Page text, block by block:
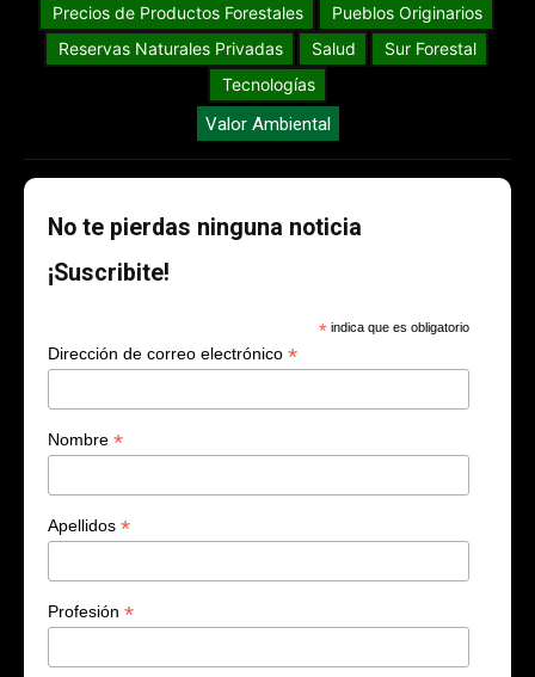
Precios de Productos Forestales
Pueblos Originarios
Reservas Naturales Privadas
Salud
Sur Forestal
Tecnologías
Valor Ambiental
No te pierdas ninguna noticia
¡Suscribite!
* indica que es obligatorio
Dirección de correo electrónico *
Nombre *
Apellidos *
Profesión *